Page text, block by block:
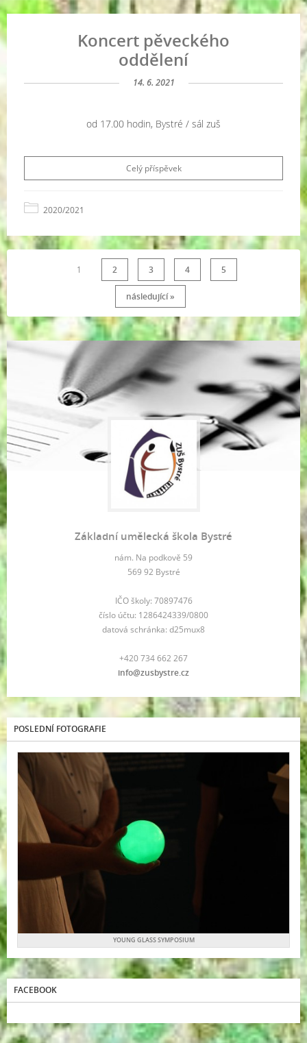
Koncert pěveckého
oddělení
14. 6. 2021
od 17.00 hodin, Bystré / sál zuš
Celý příspěvek
2020/2021
1 2 3 4 5
následující »
Základní umělecká škola Bystré
nám. Na podkově 59
569 92 Bystré
IČO školy: 70897476
číslo účtu: 1286424339/0800
datová schránka: d25mux8
+420 734 662 267
info@zusbystre.cz
POSLEDNÍ FOTOGRAFIE
YOUNG GLASS SYMPOSIUM
FACEBOOK